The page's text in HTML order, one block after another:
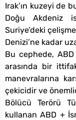
Irak’ın kuzeyi de
Doğu Akdeniz
Suriye’deki
Denizi’ne kadar
Bu cephede,
arasında bir
manevralarına
çekicidir ve
Bölücü Terörü
kullanan ABD +